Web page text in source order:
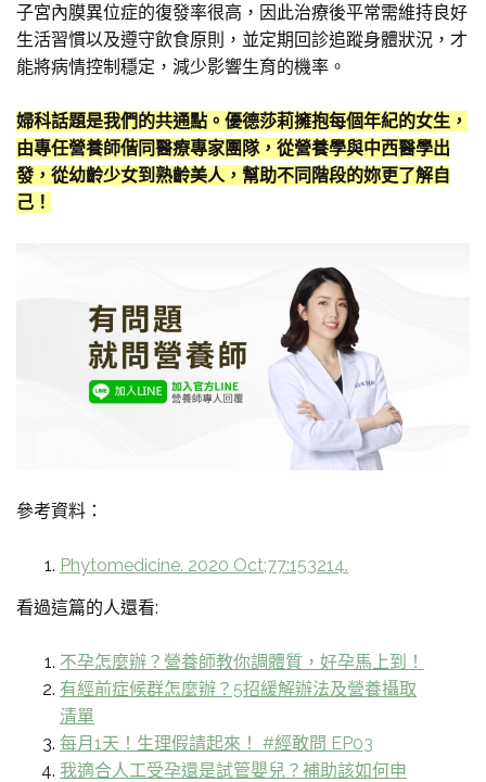
子宮內膜異位症的復發率很高，因此治療後平常需維持良好
生活習慣以及遵守飲食原則，並定期回診追蹤身體狀況，才
能將病情控制穩定，減少影響生育的機率。
婦科話題是我們的共通點。優德莎莉擁抱每個年紀的女生，
由專任營養師偕同醫療專家團隊，從營養學與中西醫學出
發，從幼齡少女到熟齡美人，幫助不同階段的妳更了解自
己！
參考資料：
Phytomedicine. 2020 Oct;77:153214.
看過這篇的人還看:
不孕怎麼辦？營養師教你調體質，好孕馬上到！
有經前症候群怎麼辦？5招緩解辦法及營養攝取
清單
每月1天！生理假請起來！ #經敢問 EP03
我適合人工受孕還是試管嬰兒？補助該如何申